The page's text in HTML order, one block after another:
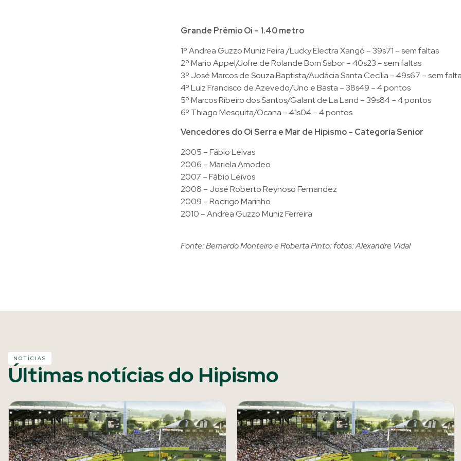
Grande Prêmio Oi – 1.40 metro
1º Andrea Guzzo Muniz Feira /Lucky Electra Xangó – 39s71 – sem faltas
2º Mario Appel/Jofre de Rolande Bom Sabor – 40s23 – sem faltas
3º José Marcos de Souza Baptista/Audácia Santa Cecília – 49s67 – sem
4º Luiz Francisco de Azevedo/Uno e Basta – 38s49 – 4 pontos
5º Marcos Ribeiro dos Santos/Galant de La Land – 39s84 – 4 pontos
6º Thiago Mesquita/Ocana – 41s04 – 4 pontos
Vencedores do Oi Serra e Mar de Hipismo – Categoria Senior
2005 – Fábio Leivas
2006 – Mariela Amodeo
2007 – Fábio Leivos
2008 – José Roberto Reynoso Fernandez
2009 – Rodrigo Marinho
2010 – Andrea Guzzo Muniz Ferreira
Fonte: Bernardo Monteiro e Roberta Pinto; fotos: Alexandre Vidal
NOTÍCIAS
Últimas notícias do Hipismo